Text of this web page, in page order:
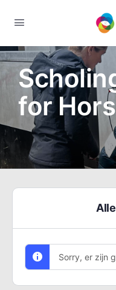
for
Sorry, er zijn